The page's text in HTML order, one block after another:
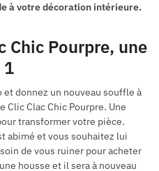
à votre décoration intérieure.
Chic Pourpre, une
1
et donnez un nouveau souffle à
Clic Clac Chic Pourpre. Une
transformer votre pièce.
abimé et vous souhaitez lui
de vous ruiner pour acheter
housse et il sera à nouveau